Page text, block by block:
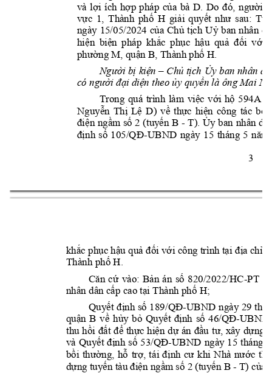
3
và lợi ích hợp pháp của bà D Do đó, người
vực 1, Thành phố H giải quyết như sau:
ngày 15/05/2024 của Chủ tịch Uỷ ban nhân
hiện biện pháp khắc phục hậu quả đối với
phường M , quận B , Thành phố H.
Người bị kiện – Chủ tịch Ủy ban nhân
có người đại diện theo ủy quyền là ông Mai
Trong quá trình làm việc với hộ 594A
Nguyễn Thị Lệ D) về thực hiện công tác bồi
điện ngầm số 2 (tuyến B - T). Ủy ban nhân
định số 105/QĐ-UBND ngày 15 tháng 5 năm
khắc phục hậu quả đối với công trình tại địa chỉ
Thành phố H.
Căn cứ vào: Bản án số 820/2022/HC-PT
nhân dân cấp cao tại Thành phố H;
Quyết định số 189/QĐ-UBND ngày 29
quận B về hủy bỏ Quyết định số 46/QĐ-UBND
thu hồi đất để thực hiện dự án đầu tư, xây dựng
và Quyết định số 53/QĐ-UBND ngày 15 tháng
bồi thường, hỗ trợ, tái định cư khi Nhà nước
dựng tuyến tàu điện ngầm số 2 (tuyến B - T) của